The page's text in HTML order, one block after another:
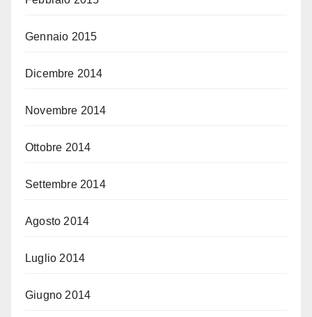
Gennaio 2015
Dicembre 2014
Novembre 2014
Ottobre 2014
Settembre 2014
Agosto 2014
Luglio 2014
Giugno 2014